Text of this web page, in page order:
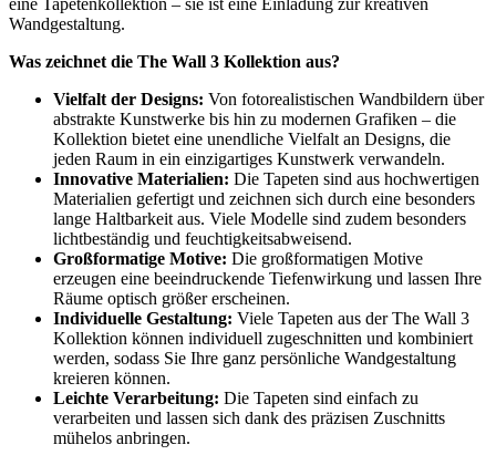
Wandgestaltung.
Was zeichnet die The Wall 3 Kollektion aus?
Vielfalt der Designs: Von fotorealistischen Wandbildern über
abstrakte Kunstwerke bis hin zu modernen Grafiken – die
Kollektion bietet eine unendliche Vielfalt an Designs, die
jeden Raum in ein einzigartiges Kunstwerk verwandeln.
Innovative Materialien: Die Tapeten sind aus hochwertigen
Materialien gefertigt und zeichnen sich durch eine besonders
lange Haltbarkeit aus. Viele Modelle sind zudem besonders
lichtbeständig und feuchtigkeitsabweisend.
Großformatige Motive: Die großformatigen Motive
erzeugen eine beeindruckende Tiefenwirkung und lassen Ihre
Räume optisch größer erscheinen.
Individuelle Gestaltung: Viele Tapeten aus der The Wall 3
Kollektion können individuell zugeschnitten und kombiniert
werden, sodass Sie Ihre ganz persönliche Wandgestaltung
kreieren können.
Leichte Verarbeitung: Die Tapeten sind einfach zu
verarbeiten und lassen sich dank des präzisen Zuschnitts
mühelos anbringen.